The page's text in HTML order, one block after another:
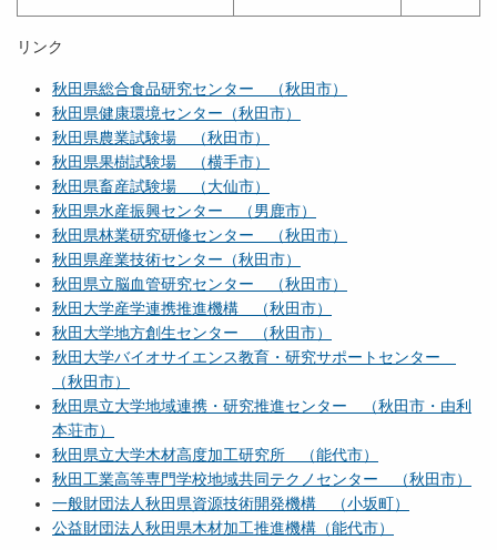
リンク
秋田県総合食品研究センター （秋田市）
秋田県健康環境センター（秋田市）
秋田県農業試験場 （秋田市）
秋田県果樹試験場 （横手市）
秋田県畜産試験場 （大仙市）
秋田県水産振興センター （男鹿市）
秋田県林業研究研修センター （秋田市）
秋田県産業技術センター（秋田市）
秋田県立脳血管研究センター （秋田市）
秋田大学産学連携推進機構 （秋田市）
秋田大学地方創生センター （秋田市）
秋田大学バイオサイエンス教育・研究サポートセンター
（秋田市）
秋田県立大学地域連携・研究推進センター （秋田市・由利
本荘市）
秋田県立大学木材高度加工研究所 （能代市）
秋田工業高等専門学校地域共同テクノセンター （秋田市）
一般財団法人秋田県資源技術開発機構 （小坂町）
公益財団法人秋田県木材加工推進機構（能代市）